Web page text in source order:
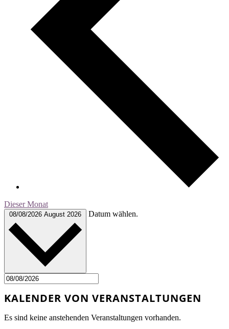
Dieser Monat
08/08/2026 August 2026 Datum wählen.
KALENDER VON VERANSTALTUNGEN
Es sind keine anstehenden Veranstaltungen vorhanden.